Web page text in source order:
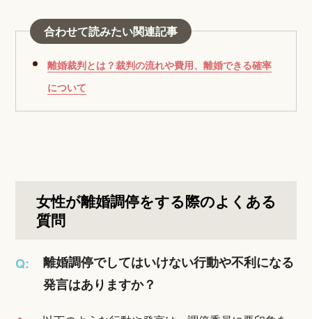
合わせて読みたい関連記事
離婚裁判とは？裁判の流れや費用、離婚できる確率
について
女性が離婚調停をする際のよくある
質問
Q:
離婚調停でしてはいけない行動や不利になる
発言はありますか？